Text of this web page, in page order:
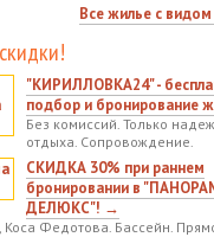
Все жилье с
"КИРИЛЛОВКА24" -
подбор и бронирование
Без комиссий. Только
отдыха. Сопровождение.
СКИДКА 30% при раннем
бронировании в
ДЕЛЮКС"! →
Коса Федотова. Бассейн.